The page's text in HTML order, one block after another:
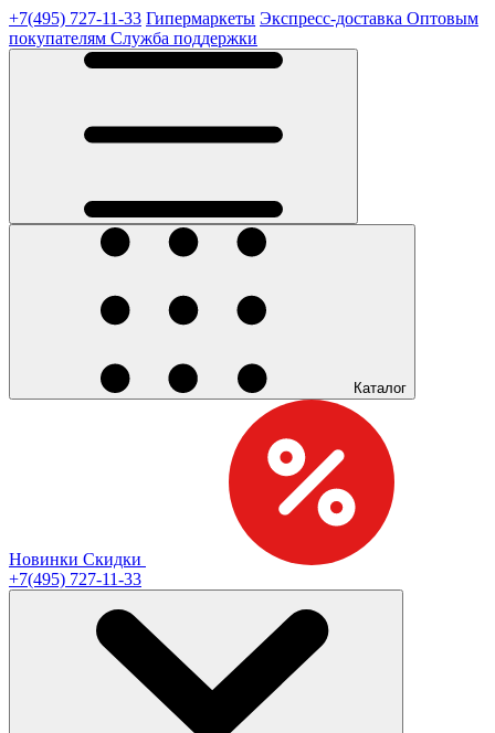
+7(495) 727-11-33 Гипермаркеты Экспресс-доставка Оптовым
покупателям Служба поддержки
Каталог
Новинки Скидки
+7(495) 727-11-33